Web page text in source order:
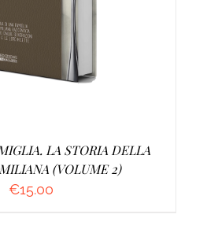
LA STORIA DELLA
(VOLUME 2)
€15.00